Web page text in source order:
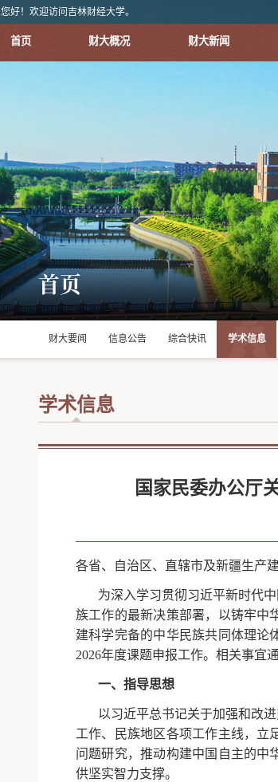
您好！欢迎访问吉林财经大学。
首页 财大概况 财大新闻
首页
财大要闻 信息公告 综合快讯 学术信息
学术信息
国家民委办公厅
各省、自治区、直辖市及新疆生产
为深入学习贯彻习近平新时代
族工作的最新决策部署，以铸牢中
建科学完备的中华民族共同体理论
2026年度课题申报工作。相关事宜通
一、指导思想
以习近平总书记关于加强和改
工作、民族地区各项工作主线，立
问题研究，推动构建中国自主的中
供坚实智力支撑。